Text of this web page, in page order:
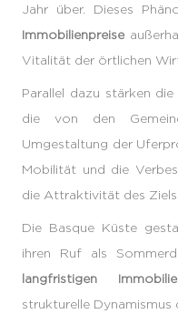
Jahr über. Dieses
Immobilienpreise
Vitalität der örtlichen
Parallel dazu stärken
die von den
Umgestaltung der
Mobilität und die
die Attraktivität des
Die Basque Küste
ihren Ruf als
langfristigen
strukturelle Dynamismus